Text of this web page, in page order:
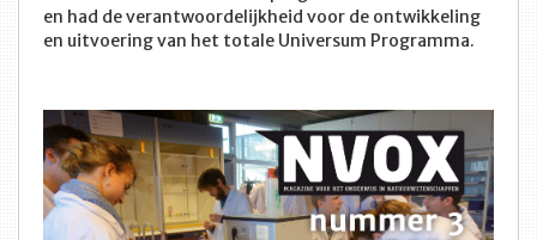
en had de verantwoordelijkheid voor de ontwikkeling
en uitvoering van het totale Universum Programma.